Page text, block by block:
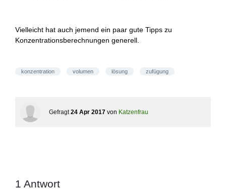
Vielleicht hat auch jemend ein paar gute Tipps zu
Konzentrationsberechnungen generell.
konzentration volumen lösung zufügung
Gefragt 24 Apr 2017 von Katzenfrau
1 Antwort